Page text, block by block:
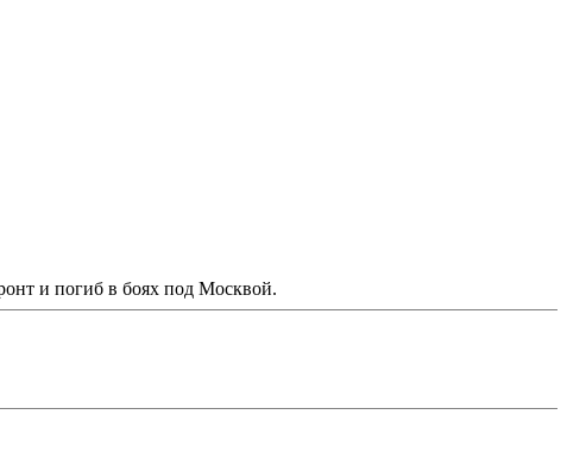
и погиб в боях под Москвой.